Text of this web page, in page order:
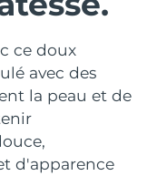
ce doux
avec des
la peau et de
d'apparence